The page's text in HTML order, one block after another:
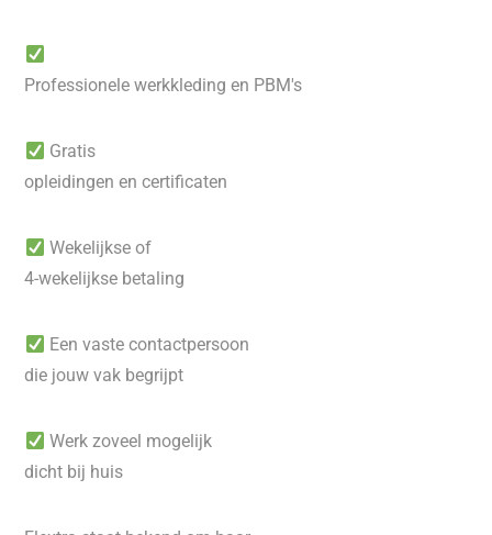
Professionele werkkleding en PBM's
Gratis
opleidingen en certificaten
Wekelijkse of
4-wekelijkse betaling
Een vaste contactpersoon
die jouw vak begrijpt
Werk zoveel mogelijk
dicht bij huis